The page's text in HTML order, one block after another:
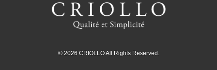
© 2026 CRIOLLO All Rights Reserved.